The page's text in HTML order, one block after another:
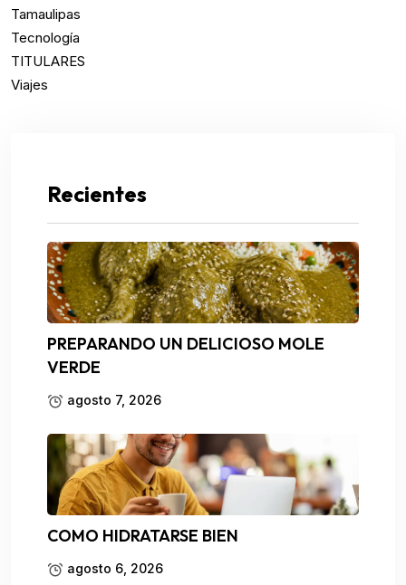
Tamaulipas
Tecnología
TITULARES
Viajes
Recientes
PREPARANDO UN DELICIOSO MOLE
VERDE
agosto 7, 2026
COMO HIDRATARSE BIEN
agosto 6, 2026